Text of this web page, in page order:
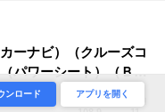
ナビ）（クルーズコ
パワーシート）（Ｂｌ
（ビルトインＥＴＣ）
額 本体価格 諸費用
ンロード アプリを開く